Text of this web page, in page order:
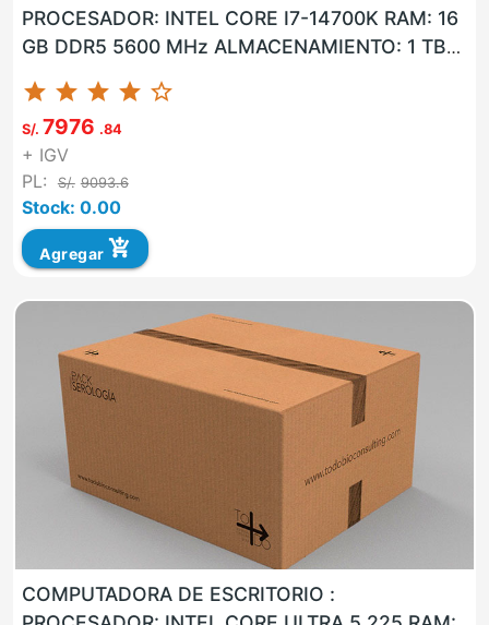
PROCESADOR: INTEL CORE I7-14700K RAM: 16
GB DDR5 5600 MHz ALMACENAMIENTO: 1 TB
SSD LAN: SI WLAN: SI USB: SI VGA: NO HDMI: ...
star star star star star_border
S/. 7976 .84
+ IGV
PL:
S/. 9093.6
Stock: 0.00
Agregar add_shopping_cart
COMPUTADORA DE ESCRITORIO :